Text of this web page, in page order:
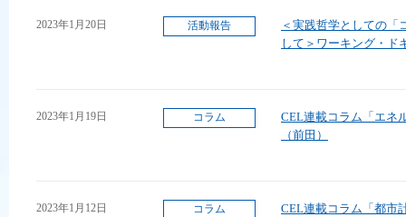
2023年1月20日 活動報告
＜実践哲学としての「
して＞ワーキング・
2023年1月19日 コラム
CEL連載コラム「エネ
（前田）
2023年1月12日 コラム
CEL連載コラム「都市